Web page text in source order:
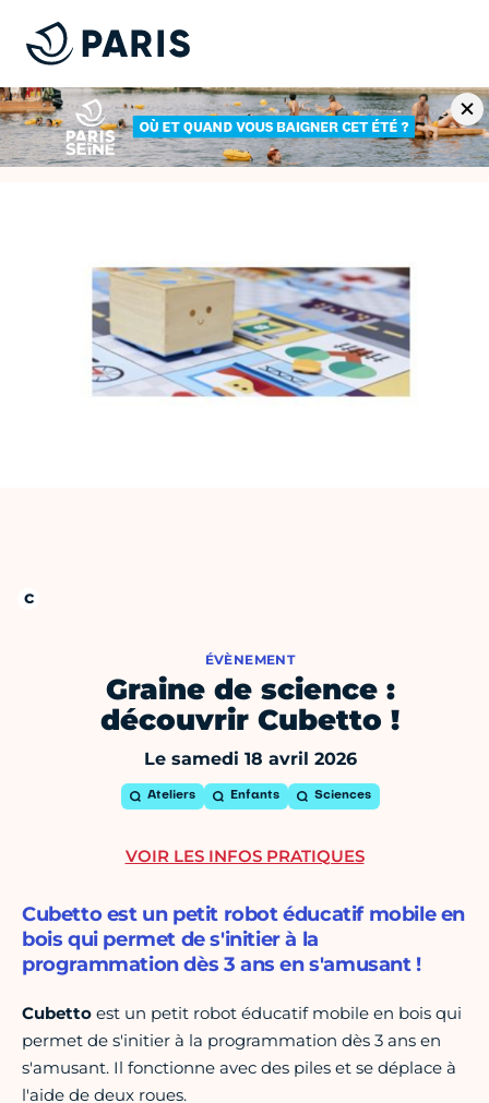
ÉVÈNEMENT
Graine de science :
découvrir Cubetto !
Le samedi 18 avril 2026
Ateliers Enfants Sciences
Cubetto est un petit robot éducatif mobile en
bois qui permet de s'initier à la
programmation dès 3 ans en s'amusant !
Cubetto est un petit robot éducatif mobile en bois qui
permet de s'initier à la programmation dès 3 ans en
s'amusant. Il fonctionne avec des piles et se déplace à
l'aide de deux roues.
VOIR LES INFOS PRATIQUES